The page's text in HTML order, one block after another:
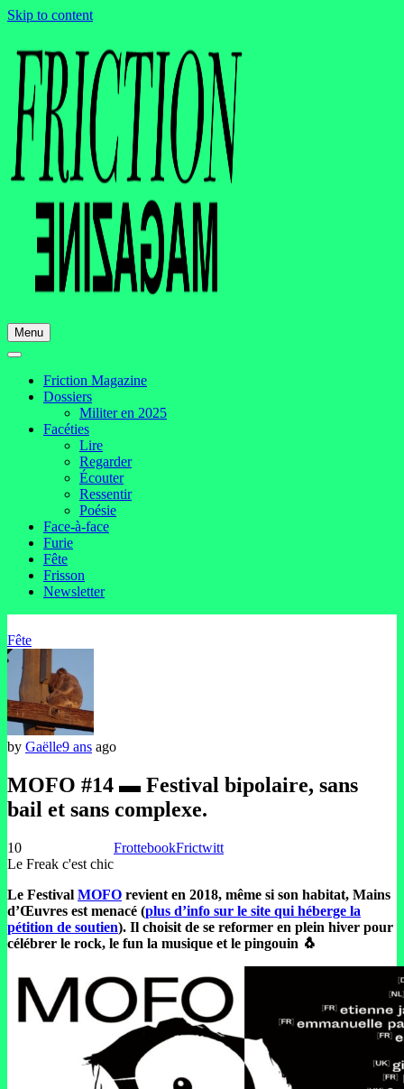
Skip to content
Menu
Friction Magazine
Dossiers
Militer en 2025
Facéties
Lire
Regarder
Écouter
Ressentir
Poésie
Face-à-face
Furie
Fête
Frisson
Newsletter
Fête
by Gaëlle9 ans ago
MOFO #14 ▬ Festival bipolaire, sans
bail et sans complexe.
10
Le Freak c'est chic
FrottebookFrictwitt
Le Festival MOFO revient en 2018, même si son habitat, Mains
d’Œuvres est menacé (plus d’info sur le site qui héberge la
pétition de soutien). Il choisit de se reformer en plein hiver pour
célébrer le rock, le fun la musique et le pingouin 🐧